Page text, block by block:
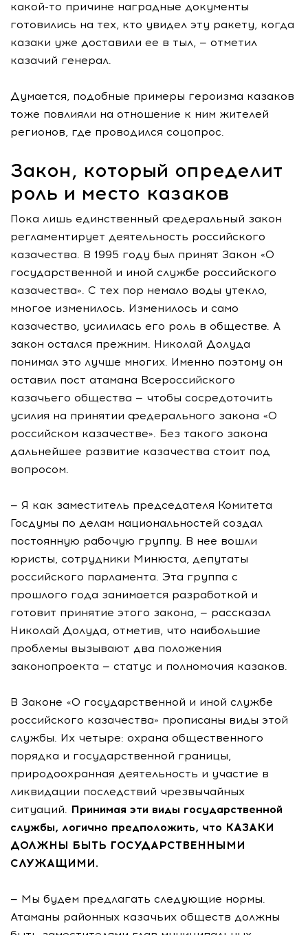
какой-то причине наградные документы
готовились на тех, кто увидел эту ракету, когда
казаки уже доставили ее в тыл, — отметил
казачий генерал.
Думается, подобные примеры героизма казаков
тоже повлияли на отношение к ним жителей
регионов, где проводился соцопрос.
Закон, который определит
роль и место казаков
Пока лишь единственный федеральный закон
регламентирует деятельность российского
казачества. В 1995 году был принят Закон «О
государственной и иной службе российского
казачества». С тех пор немало воды утекло,
многое изменилось. Изменилось и само
казачество, усилилась его роль в обществе. А
закон остался прежним. Николай Долуда
понимал это лучше многих. Именно поэтому он
оставил пост атамана Всероссийского
казачьего общества — чтобы сосредоточить
усилия на принятии федерального закона «О
российском казачестве». Без такого закона
дальнейшее развитие казачества стоит под
вопросом.
— Я как заместитель председателя Комитета
Госдумы по делам национальностей создал
постоянную рабочую группу. В нее вошли
юристы, сотрудники Минюста, депутаты
российского парламента. Эта группа с
прошлого года занимается разработкой и
готовит принятие этого закона, — рассказал
Николай Долуда, отметив, что наибольшие
проблемы вызывают два положения
законопроекта — статус и полномочия казаков.
В Законе «О государственной и иной службе
российского казачества» прописаны виды этой
службы. Их четыре: охрана общественного
порядка и государственной границы,
природоохранная деятельность и участие в
ликвидации последствий чрезвычайных
ситуаций. Принимая эти виды государственной
службы, логично предположить, что КАЗАКИ
ДОЛЖНЫ БЫТЬ ГОСУДАРСТВЕННЫМИ
СЛУЖАЩИМИ.
— Мы будем предлагать следующие нормы.
Атаманы районных казачьих обществ должны